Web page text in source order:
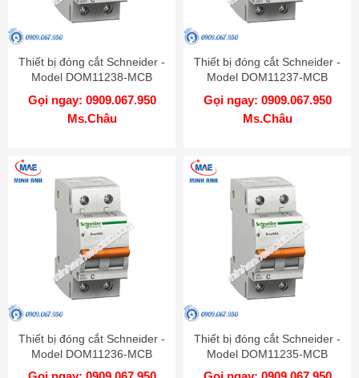
Thiết bị đóng cắt Schneider -
Model DOM11238-MCB
Gọi ngay: 0909.067.950
Ms.Châu
Thiết bị đóng cắt Schneider -
Model DOM11237-MCB
Gọi ngay: 0909.067.950
Ms.Châu
Thiết bị đóng cắt Schneider -
Model DOM11236-MCB
Thiết bị đóng cắt Schneider -
Model DOM11235-MCB